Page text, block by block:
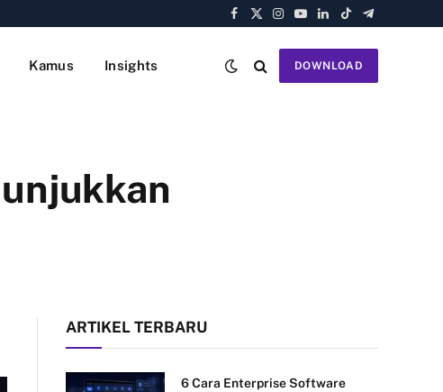
Facebook
X
Instagram
YouTube
LinkedIn
TikTokTelegram
Kamus Insights DOWNLOAD
ARTIKEL TERBARU
6 Cara Enterprise Software